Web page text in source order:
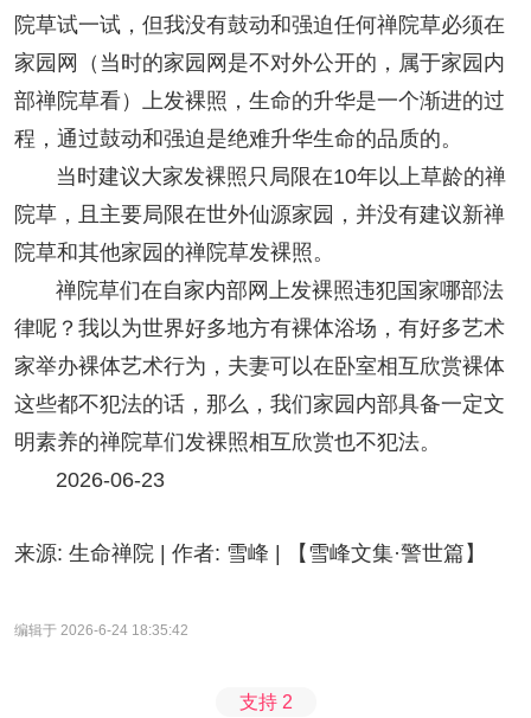
院草试一试，但我没有鼓动和强迫任何禅院草必须在
家园网（当时的家园网是不对外公开的，属于家园内
部禅院草看）上发裸照，生命的升华是一个渐进的过
程，通过鼓动和强迫是绝难升华生命的品质的。
当时建议大家发裸照只局限在10年以上草龄的禅
院草，且主要局限在世外仙源家园，并没有建议新禅
院草和其他家园的禅院草发裸照。
禅院草们在自家内部网上发裸照违犯国家哪部法
律呢？我以为世界好多地方有裸体浴场，有好多艺术
家举办裸体艺术行为，夫妻可以在卧室相互欣赏裸体
这些都不犯法的话，那么，我们家园内部具备一定文
明素养的禅院草们发裸照相互欣赏也不犯法。
2026-06-23
来源: 生命禅院 | 作者: 雪峰 | 【雪峰文集·警世篇】
编辑于 2026-6-24 18:35:42
支持2